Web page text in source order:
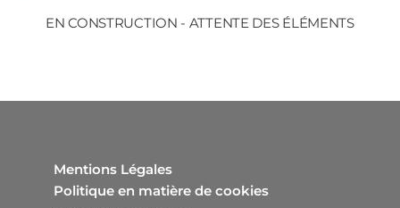
EN CONSTRUCTION - ATTENTE DES ÉLÉMENTS
Mentions Légales
Politique en matière de cookies